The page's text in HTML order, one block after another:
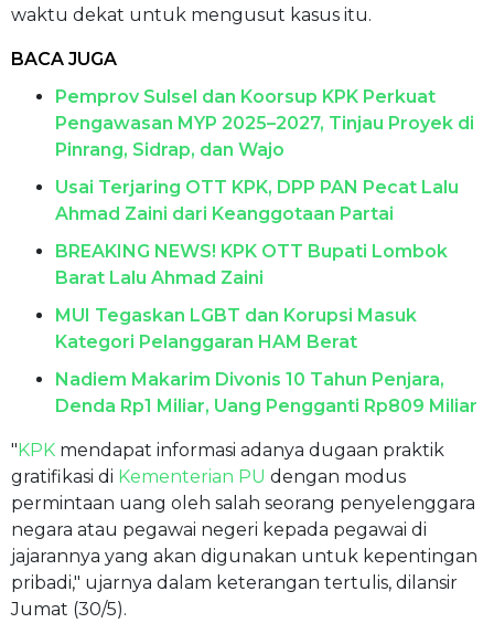
waktu dekat untuk mengusut kasus itu.
BACA JUGA
Pemprov Sulsel dan Koorsup KPK Perkuat
Pengawasan MYP 2025–2027, Tinjau Proyek di
Pinrang, Sidrap, dan Wajo
Usai Terjaring OTT KPK, DPP PAN Pecat Lalu
Ahmad Zaini dari Keanggotaan Partai
BREAKING NEWS! KPK OTT Bupati Lombok
Barat Lalu Ahmad Zaini
MUI Tegaskan LGBT dan Korupsi Masuk
Kategori Pelanggaran HAM Berat
Nadiem Makarim Divonis 10 Tahun Penjara,
Denda Rp1 Miliar, Uang Pengganti Rp809 Miliar
"KPK mendapat informasi adanya dugaan praktik
gratifikasi di Kementerian PU dengan modus
permintaan uang oleh salah seorang penyelenggara
negara atau pegawai negeri kepada pegawai di
jajarannya yang akan digunakan untuk kepentingan
pribadi," ujarnya dalam keterangan tertulis, dilansir
Jumat (30/5).